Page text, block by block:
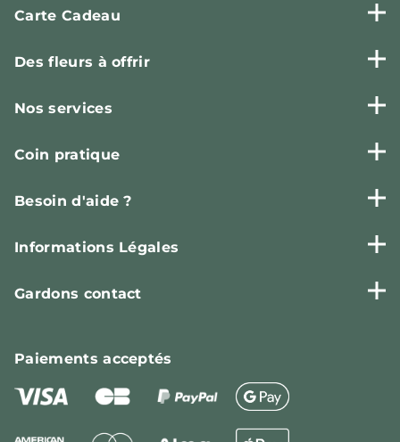
Carte Cadeau
Des fleurs à offrir
Nos services
Coin pratique
Besoin d'aide ?
Informations Légales
Gardons contact
Paiementsacceptés